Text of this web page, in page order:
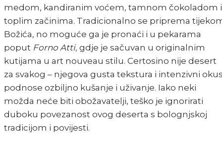
medom, kandiranim voćem, tamnom čokoladom i
toplim začinima. Tradicionalno se priprema
Božića, no moguće ga je pronaći i u pekarama
poput Forno Atti, gdje je sačuvan u originalnim
kutijama u art nouveau stilu. Certosino nije desert
za svakog – njegova gusta tekstura i intenzivni
podnose ozbiljno kušanje i uživanje. Iako neki
možda neće biti obožavatelji, teško je ignorirati
duboku povezanost ovog deserta s bolognjskoj
tradicijom i povijesti.